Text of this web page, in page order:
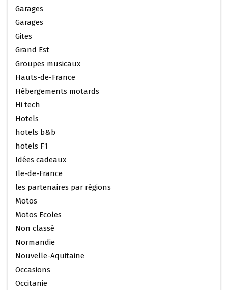
Garages
Garages
Gites
Grand Est
Groupes musicaux
Hauts-de-France
Hébergements motards
Hi tech
Hotels
hotels b&b
hotels F1
Idées cadeaux
Ile-de-France
les partenaires par régions
Motos
Motos Ecoles
Non classé
Normandie
Nouvelle-Aquitaine
Occasions
Occitanie